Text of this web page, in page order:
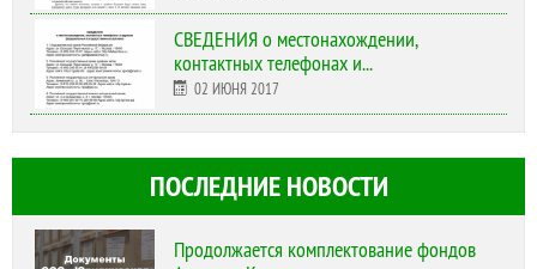
СВЕДЕНИЯ о местонахождении,
контактных телефонах и...
02 ИЮНЯ 2017
ПОСЛЕДНИЕ НОВОСТИ
Продолжается комплектование фондов